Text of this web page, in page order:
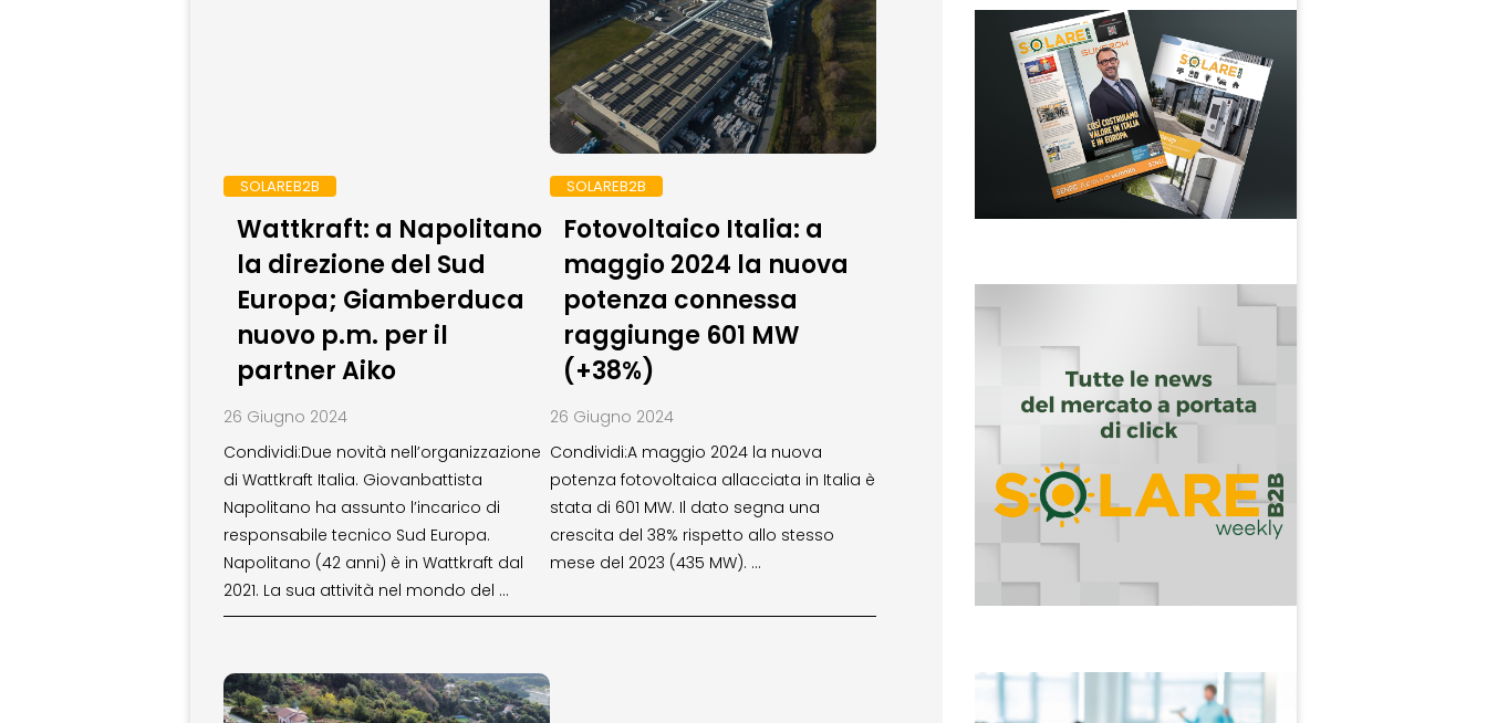
SOLAREB2B
Wattkraft: a Napolitano
la direzione del Sud
Europa; Giamberduca
nuovo p.m. per il
partner Aiko
26 Giugno 2024
Condividi:Due novità nell’organizzazione
di Wattkraft Italia. Giovanbattista
Napolitano ha assunto l’incarico di
responsabile tecnico Sud Europa.
Napolitano (42 anni) è in Wattkraft dal
2021. La sua attività nel mondo del …
SOLAREB2B
Fotovoltaico Italia: a
maggio 2024 la nuova
potenza connessa
raggiunge 601 MW
(+38%)
26 Giugno 2024
Condividi:A maggio 2024 la nuova
potenza fotovoltaica allacciata in Italia è
stata di 601 MW. Il dato segna una
crescita del 38% rispetto allo stesso
mese del 2023 (435 MW). …